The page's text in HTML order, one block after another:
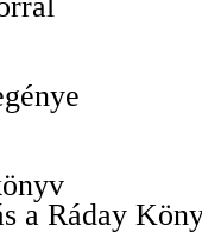
a Ráday